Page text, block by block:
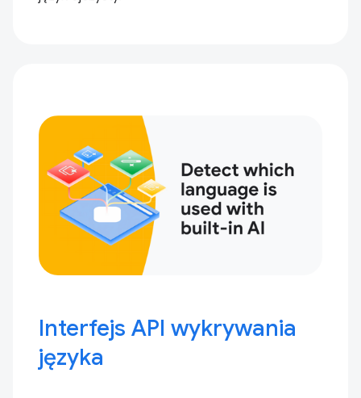
Interfejs API wykrywania
języka